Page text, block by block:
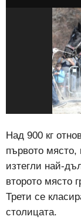
Над 900 кг
първото място,
изтегли най-
второто място
Трети се
столицата.